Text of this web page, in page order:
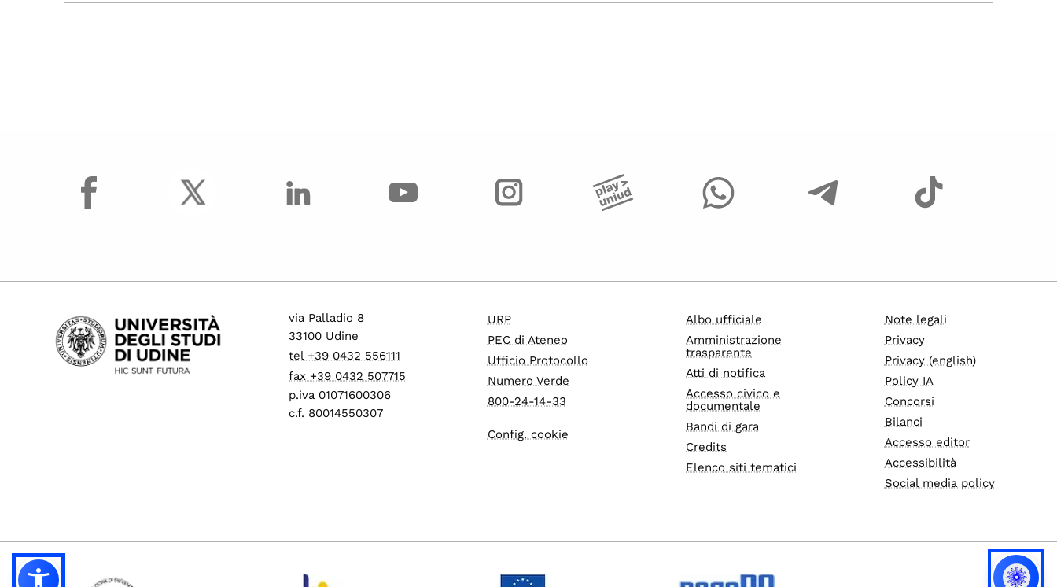
facebook
via Palladio 8
33100 Udine
tel +39 0432 556111
fax +39 0432 507715
p.iva 01071600306
c.f. 80014550307
URP
PEC di Ateneo
Ufficio Protocollo
Numero Verde
800-24-14-33
Config. cookie
Albo ufficiale
Amministrazione
trasparente
Atti di notifica
Accesso civico e
documentale
Bandi di gara
Credits
Elenco siti tematici
Note legali
Privacy
Privacy (english)
Policy IA
Concorsi
Bilanci
Accesso editor
Accessibilità
Social media policy